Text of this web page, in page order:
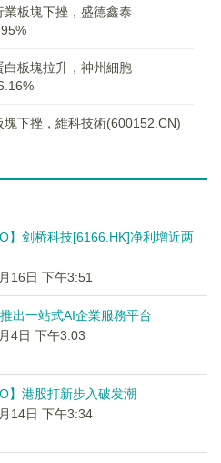
業板塊下挫，盛德鑫泰
白板塊拉升，神州細胞
塊下挫，維科技術(600152.CN)
】剑桥科技[6166.HK]净利增近两
16日 下午3:51
出一站式AI企業服務平台
4日 下午3:03
】港股打新步入破发潮
14日 下午3:34